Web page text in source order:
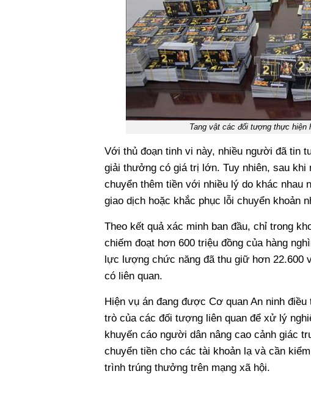
Tang vật các đối tượng thực hiện
Với thủ đoạn tinh vi này, nhiều người đã tin
giải thưởng có giá trị lớn. Tuy nhiên, sau
chuyển thêm tiền với nhiều lý do khác nhau
giao dịch hoặc khắc phục lỗi chuyển khoản
Theo kết quả xác minh ban đầu, chỉ trong
chiếm đoạt hơn 600 triệu đồng của hàng
lực lượng chức năng đã thu giữ hơn 22.600
có liên quan.
Hiện vụ án đang được Cơ quan An ninh
trò của các đối tượng liên quan để xử lý
khuyến cáo người dân nâng cao cảnh giác
chuyển tiền cho các tài khoản lạ và cần
trình trúng thưởng trên mạng xã hội.